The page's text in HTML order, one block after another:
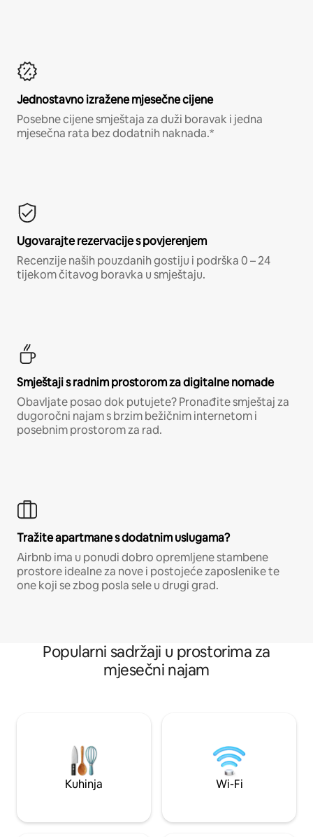
Jednostavno izražene mjesečne cijene
Posebne cijene smještaja za duži boravak i jedna
mjesečna rata bez dodatnih naknada.*
Ugovarajte rezervacije s povjerenjem
Recenzije naših pouzdanih gostiju i podrška 0 – 24
tijekom čitavog boravka u smještaju.
Smještaji s radnim prostorom za digitalne nomade
Obavljate posao dok putujete? Pronađite smještaj za
dugoročni najam s brzim bežičnim internetom i
posebnim prostorom za rad.
Tražite apartmane s dodatnim uslugama?
Airbnb ima u ponudi dobro opremljene stambene
prostore idealne za nove i postojeće zaposlenike te
one koji se zbog posla sele u drugi grad.
Popularni sadržaji u prostorima za
mjesečni najam
Kuhinja Wi-Fi